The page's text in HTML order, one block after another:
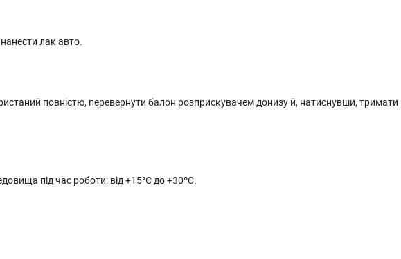
лак авто.
повністю, перевернути балон розприскувачем донизу й, натиснувши,
під час роботи: від +15°C до +30ºС.